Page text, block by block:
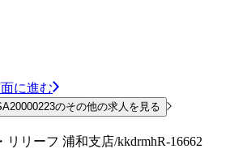
に進む
のその他の求人を見る
リーフ 浦和支店/kkdrmhR-16662